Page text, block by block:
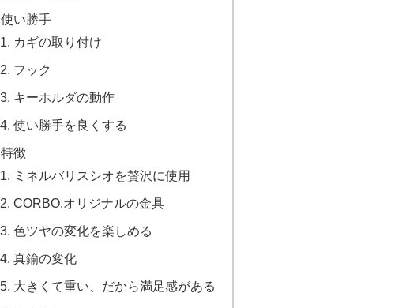
使い勝手
カギの取り付け
フック
キーホルダの動作
使い勝手を良くする
特徴
ミネルバリスシオを贅沢に使用
CORBO.オリジナルの金具
色ツヤの変化を楽しめる
真鍮の変化
大きくて重い、だから満足感がある